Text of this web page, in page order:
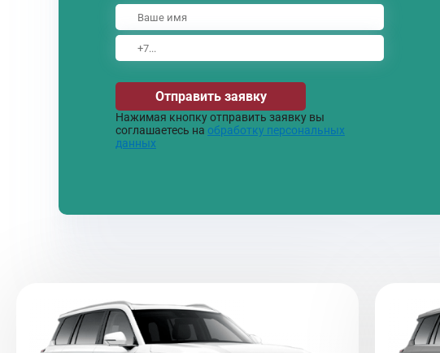
Отправить заявку
Нажимая кнопку отправить заявку вы
соглашаетесь на обработку персональных
данных